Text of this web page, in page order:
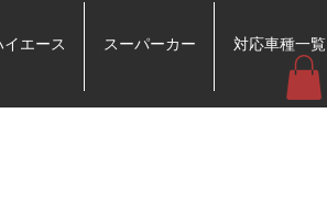
エース スーパーカー 対応車種一覧